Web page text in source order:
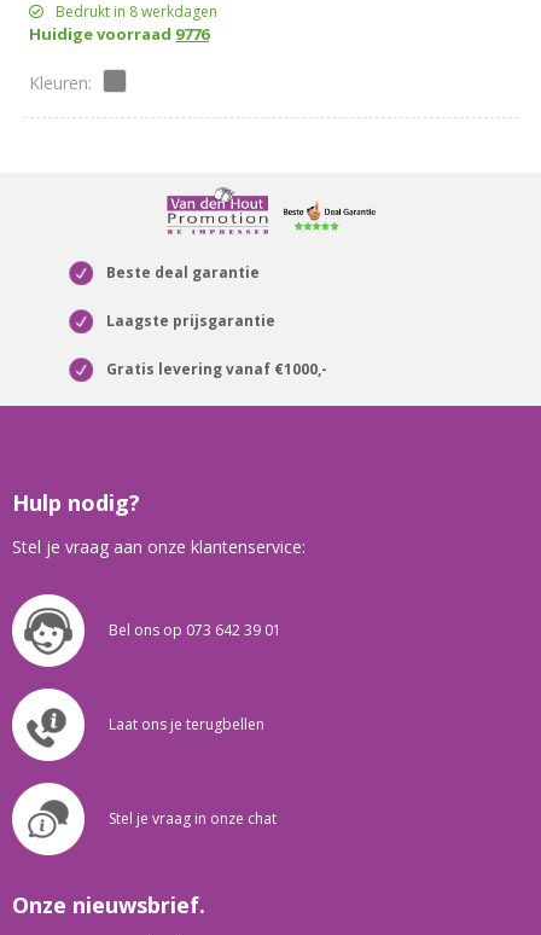
Bedrukt in 8 werkdagen
Huidige voorraad 9776
Beste deal garantie
Laagste prijsgarantie
Gratis levering vanaf €1000,-
Hulp nodig?
Stel je vraag aan onze klantenservice:
Bel ons op 073 642 39 01
Laat ons je terugbellen
Stel je vraag in onze chat
Onze nieuwsbrief.